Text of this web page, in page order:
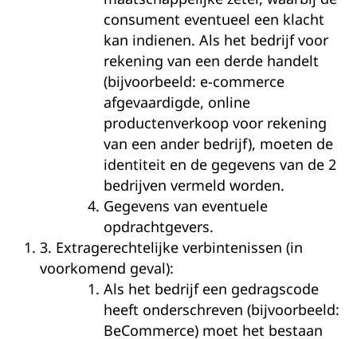
consument eventueel een klacht
kan indienen. Als het bedrijf voor
rekening van een derde handelt
(bijvoorbeeld: e-commerce
afgevaardigde, online
productenverkoop voor rekening
van een ander bedrijf), moeten de
identiteit en de gegevens van de 2
bedrijven vermeld worden.
Gegevens van eventuele
opdrachtgevers.
3. Extragerechtelijke verbintenissen (in
voorkomend geval):
Als het bedrijf een gedragscode
heeft onderschreven (bijvoorbeeld:
BeCommerce) moet het bestaan